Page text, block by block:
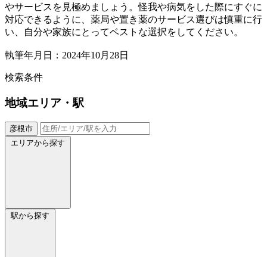
やサービスを見極めましょう。怪我や病気をした際にすぐに
対応できるように、薬局や置き薬のサービス選びは慎重に行
い、自分や家族にとってベストな選択をしてください。
執筆年月日：2024年10月28日
検索条件
地域エリア・駅
彦根市
エリアから探す
駅から探す